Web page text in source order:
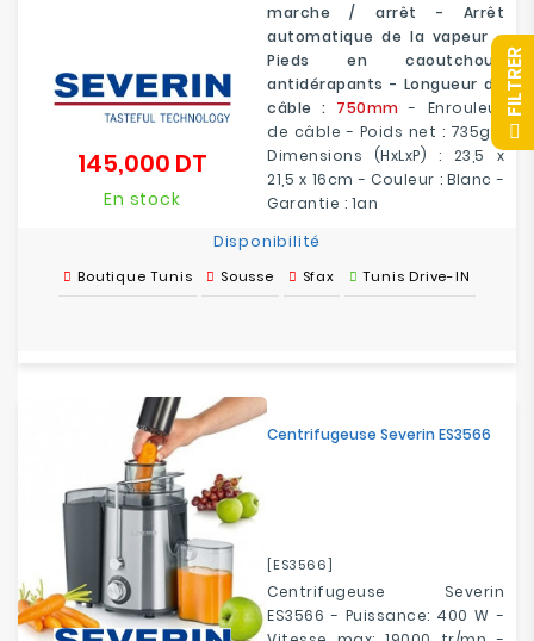
marche / arrêt - Arrêt
automatique de la vapeur -
Pieds en caoutchouc
antidérapants - Longueur du
câble : 750mm - Enrouleur
de câble - Poids net : 735g -
Dimensions (HxLxP) : 23,5 x
21,5 x 16cm - Couleur : Blanc -
Garantie : 1an
145,000 DT
En stock
Disponibilité
Boutique Tunis Sousse Sfax Tunis Drive-IN
Centrifugeuse Severin ES3566
[ES3566]
Centrifugeuse Severin
ES3566 - Puissance: 400 W -
R